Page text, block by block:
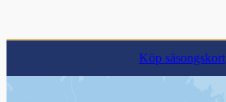
Köp säsongskort